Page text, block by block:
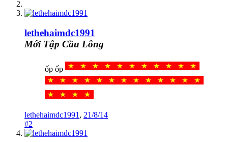
lethehaimdc1991
Mới Tập Cầu Lông
ốp ốp
lethehaimdc1991 , 21/8/14
#2